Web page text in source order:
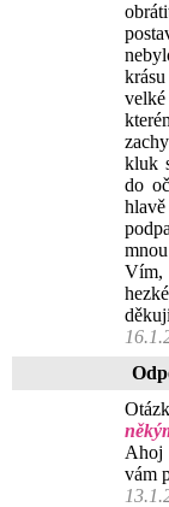
kluk
do
Vím,
Ahoj
vám